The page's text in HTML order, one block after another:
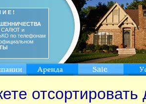
И Е !
САЛЮТ и
по телефонам